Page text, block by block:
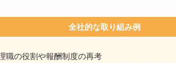
全社的な取り組み例
職の役割や報酬制度の再考